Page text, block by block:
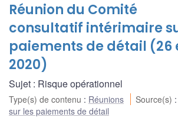
Réunion du Comité
consultatif intérimaire
paiements de détail (26
2020)
Sujet : Risque opérationnel
Type(s) de contenu : Réunions Source(s)
sur les paiements de détail